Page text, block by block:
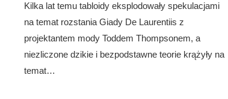
Kilka lat temu tabloidy eksplodowały spekulacjami
na temat rozstania Giady De Laurentiis z
projektantem mody Toddem Thompsonem, a
niezliczone dzikie i bezpodstawne teorie krążyły na
temat…